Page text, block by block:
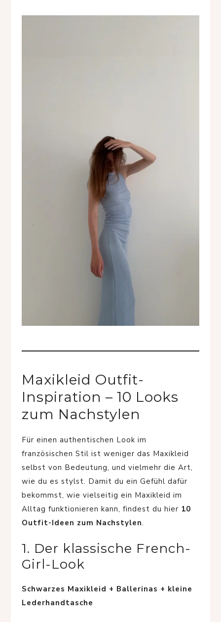
Maxikleid Outfit-
Inspiration – 10 Looks
zum Nachstylen
Für einen authentischen Look im
französischen Stil ist weniger das Maxikleid
selbst von Bedeutung, und vielmehr die Art,
wie du es stylst. Damit du ein Gefühl dafür
bekommst, wie vielseitig ein Maxikleid im
Alltag funktionieren kann, findest du hier 10
Outfit-Ideen zum Nachstylen.
1. Der klassische French-
Girl-Look
Schwarzes Maxikleid + Ballerinas + kleine
Lederhandtasche